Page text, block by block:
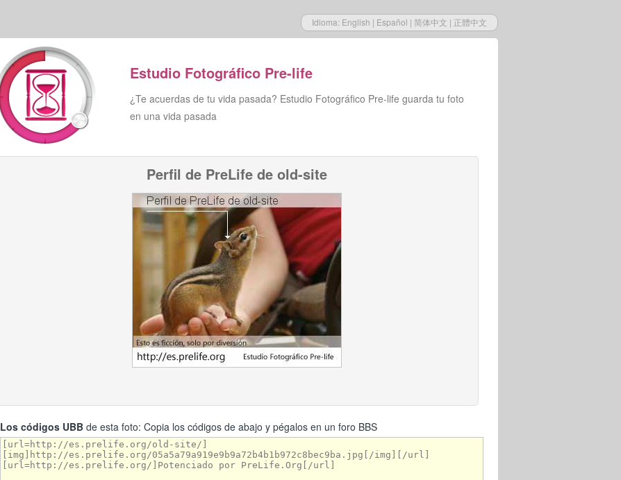
Idioma: English | Español | 简体中文 | 正體中文
Estudio Fotográfico Pre-life
¿Te acuerdas de tu vida pasada? Estudio Fotográfico Pre-life guarda tu foto
en una vida pasada
Perfil de PreLife de old-site
Los códigos UBBde esta foto: Copia los códigos de abajo y pégalos en un foro BBS